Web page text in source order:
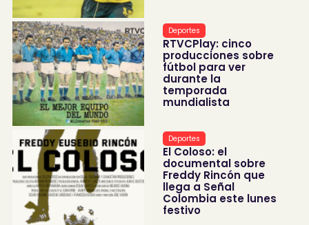
Deportes
RTVCPlay: cinco
producciones sobre
fútbol para ver
durante la
temporada
mundialista
Deportes
El Coloso: el
documental sobre
Freddy Rincón que
llega a Señal
Colombia este lunes
festivo